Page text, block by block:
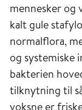
mennesker og
kalt gule
normalflora,
og systemiske
bakterien
tilknytning til
voksne er